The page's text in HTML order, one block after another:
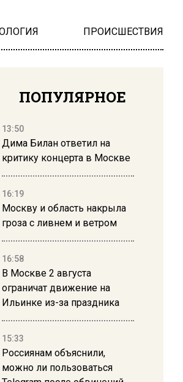
ПРОИСШЕСТВИЯ
ПОПУЛЯРНОЕ
13:50
Дима Билан ответил на
критику концерта в Москве
16:19
Москву и область накрыла
гроза с ливнем и ветром
16:58
В Москве 2 августа
ограничат движение на
Ильинке из-за праздника
15:33
Россиянам объяснили,
можно ли пользоваться